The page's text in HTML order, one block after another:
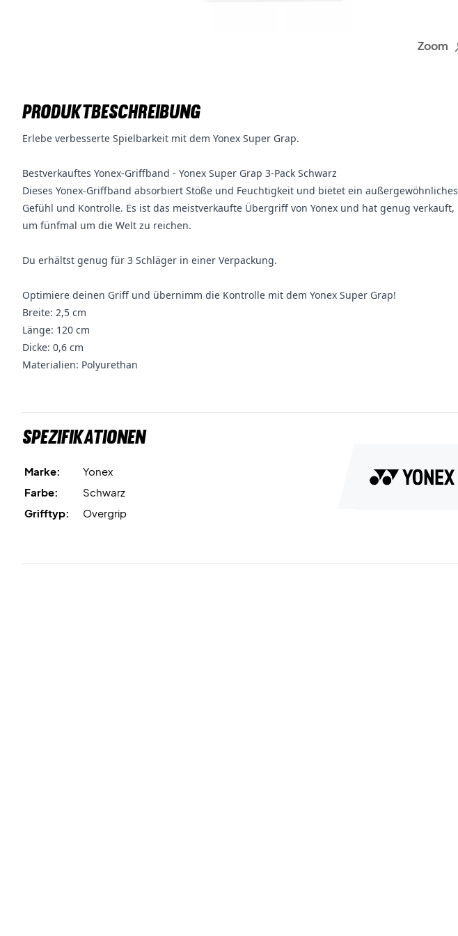
Zoom
PRODUKTBESCHREIBUNG
Erlebe verbesserte Spielbarkeit mit dem Yonex Super Grap.
Bestverkauftes Yonex-Griffband - Yonex Super Grap 3-Pack Schwarz
Dieses Yonex-Griffband absorbiert Stöße und Feuchtigkeit und bietet ein außergewöhnliches
Gefühl und Kontrolle. Es ist das meistverkaufte Übergriff von Yonex und hat genug verkauft,
um fünfmal um die Welt zu reichen.
Du erhältst genug für 3 Schläger in einer Verpackung.
Optimiere deinen Griff und übernimm die Kontrolle mit dem Yonex Super Grap!
Breite: 2,5 cm
Länge: 120 cm
Dicke: 0,6 cm
Materialien: Polyurethan
Spezifikationen
Marke:
Yonex
Farbe:
Schwarz
Grifftyp:
Overgrip